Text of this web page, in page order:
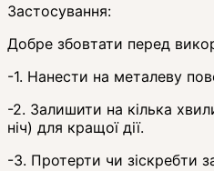
Застосування:
Добре збовтати перед
-1. Нанести на металеву
-2. Залишити на кілька
ніч) для кращої дії.
-3. Протерти чи зіскребти